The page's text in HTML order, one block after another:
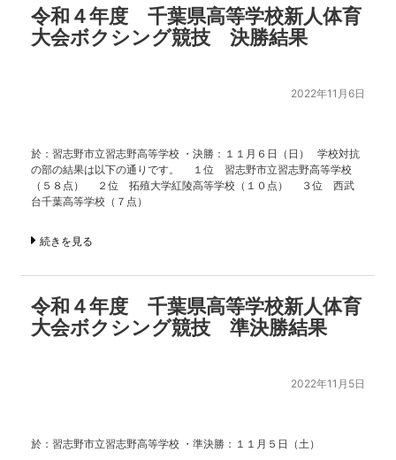
令和４年度 千葉県高等学校新人体育
大会ボクシング競技 決勝結果
2022年11月6日
於：習志野市立習志野高等学校 ・決勝：１１月６日（日） 学校対抗
の部の結果は以下の通りです。 １位 習志野市立習志野高等学校
（５８点） ２位 拓殖大学紅陵高等学校（１０点） ３位 西武
台千葉高等学校（７点）
続きを見る
令和４年度 千葉県高等学校新人体育
大会ボクシング競技 準決勝結果
2022年11月5日
於：習志野市立習志野高等学校 ・準決勝：１１月５日（土）